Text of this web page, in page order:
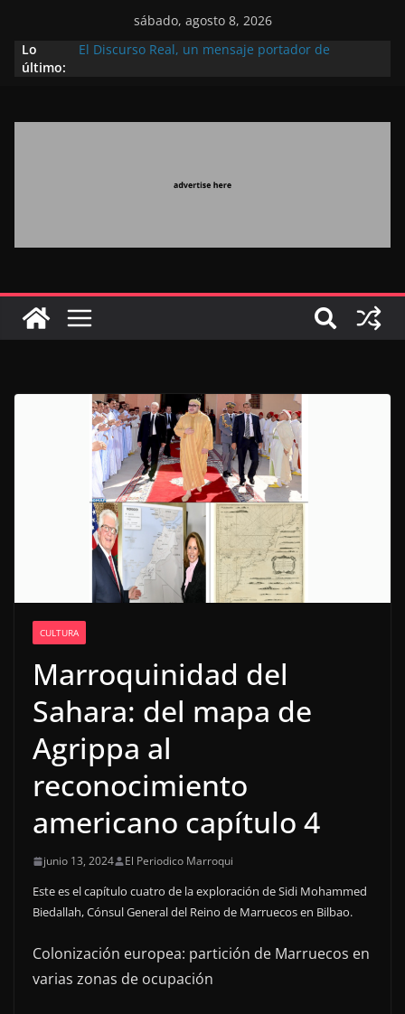
sábado, agosto 8, 2026
Lo
último:
El Discurso Real, un mensaje portador de
Extranjero: al servicio de los grandes proyectos de
Marruecos gracias a una visión estratégica
destinada a consolidar la posición de Marruecos
en una economía mundial competitiva (politólogo
marroquí-estadounidense)
CULTURA
Marroquinidad del
Sahara: del mapa de
Agrippa al
reconocimiento
americano capítulo 4
junio 13, 2024 El Periodico Marroqui
Este es el capítulo cuatro de la exploración de Sidi Mohammed
Biedallah, Cónsul General del Reino de Marruecos en Bilbao.
Colonización europea: partición de Marruecos en
varias zonas de ocupación